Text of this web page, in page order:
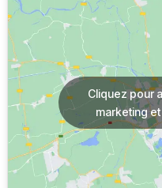
Cliquez pour
marketing